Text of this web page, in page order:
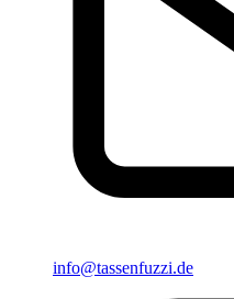
info@tassenfuzzi.de